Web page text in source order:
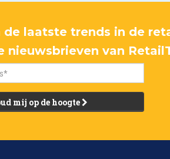
laatste trends in de
nieuwsbrieven van
mij op de hoogte